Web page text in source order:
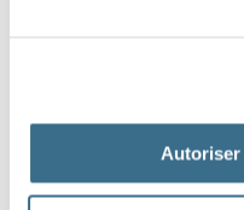
Autoriser